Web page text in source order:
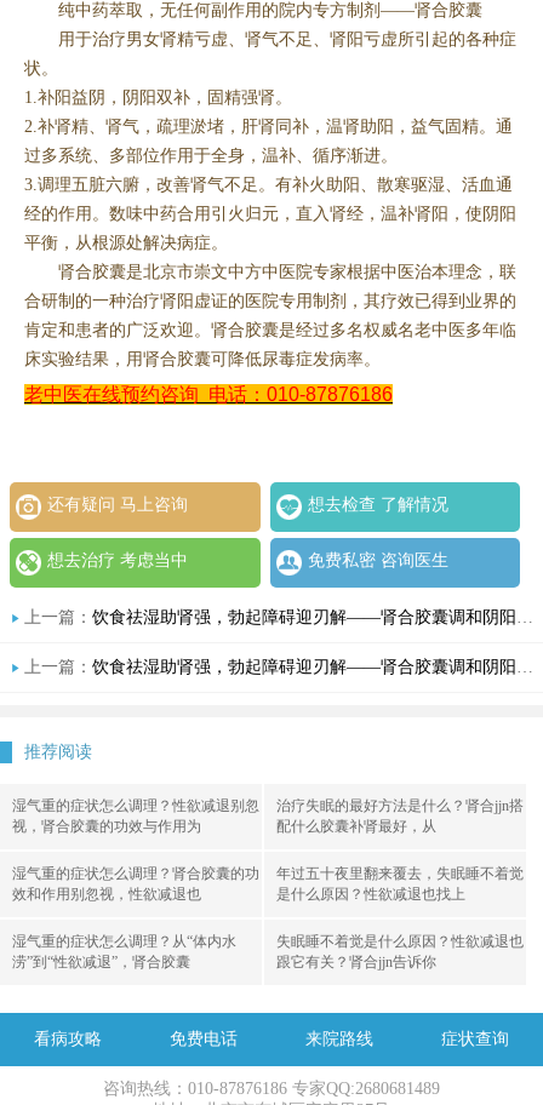
纯中药萃取，无任何副作用的院内专方制剂——肾合胶囊
用于治疗男女肾精亏虚、肾气不足、肾阳亏虚所引起的各种症
状。
1.补阳益阴，阴阳双补，固精强肾。
2.补肾精、肾气，疏理淤堵，肝肾同补，温肾助阳，益气固精。通
过多系统、多部位作用于全身，温补、循序渐进。
3.调理五脏六腑，改善肾气不足。有补火助阳、散寒驱湿、活血通
经的作用。数味中药合用引火归元，直入肾经，温补肾阳，使阴阳
平衡，从根源处解决病症。
肾合胶囊是北京市崇文中方中医院专家根据中医治本理念，联
合研制的一种治疗肾阳虚证的医院专用制剂，其疗效已得到业界的
肯定和患者的广泛欢迎。肾合胶囊是经过多名权威名老中医多年临
床实验结果，用肾合胶囊可降低尿毒症发病率。
老中医在线预约咨询 电话：010-87876186
还有疑问 马上咨询 想去检查 了解情况
想去治疗 考虑当中 免费私密 咨询医生
上一篇： 饮食祛湿助肾强，勃起障碍迎刃解——肾合胶囊调和阴阳见真章
上一篇： 饮食祛湿助肾强，勃起障碍迎刃解——肾合胶囊调和阴阳见真章
推荐阅读
湿气重的症状怎么调理？性欲减退别忽
视，肾合胶囊的功效与作用为
治疗失眠的最好方法是什么？肾合jjn搭
配什么胶囊补肾最好，从
湿气重的症状怎么调理？肾合胶囊的功
效和作用别忽视，性欲减退也
年过五十夜里翻来覆去，失眠睡不着觉
是什么原因？性欲减退也找上
湿气重的症状怎么调理？从“体内水
涝”到“性欲减退”，肾合胶囊
失眠睡不着觉是什么原因？性欲减退也
跟它有关？肾合jjn告诉你
看病攻略 免费电话 来院路线 症状查询
咨询热线：010-87876186 专家QQ:2680681489